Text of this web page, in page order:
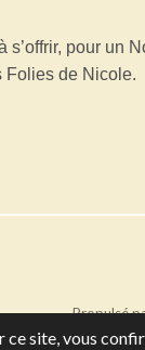
ce site, vous
s’offrir, pour un
Folies de Nicole.
Propulsé